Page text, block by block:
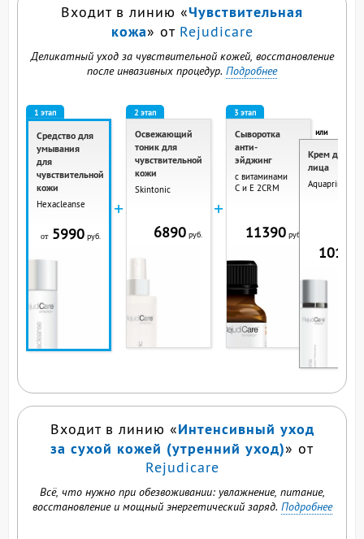
Входит в линию «Чувствительная
кожа» от Rejudicare
Деликатный уход за чувствительной кожей, восстановление
после инвазивных процедур. Подробнее
1 этап
Средство для
умывания
для
чувствительной
кожи
Hexacleanse
ПРОДУКТ
от5990 руб.
+
2 этап
Освежающий
тоник для
чувствительной
кожи
Skintonic
6890 руб.
+
3 этап
Сыворотка
анти-
эйджинг
с витаминами
С и Е 2CRM
11390 руб.
или
Крем для
лица
Aquaprime
10190
Входит в линию «Интенсивный уход
за сухой кожей (утренний уход)» от
Rejudicare
Всё, что нужно при обезвоживании: увлажнение, питание,
восстановление и мощный энергетический заряд. Подробнее